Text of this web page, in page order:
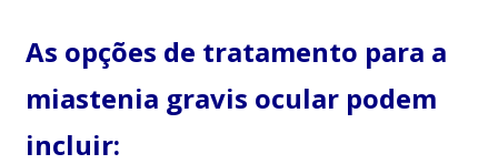
As opções de tratamento para a
miastenia gravis ocular podem
incluir: